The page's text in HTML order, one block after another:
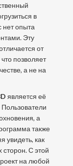
в
нет опыта
Эту
от
позволяет
а не на
является её
а
также
увидеть, как
сторон. С этой
на любой